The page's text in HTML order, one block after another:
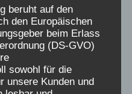
eingestellten
ausdrücklich der
als ZEUGNISSE
Seiten autorisiert.
und
beruht auf den
den Europäischen
beim Erlass
(DS-GVO)
sowohl für die
unsere Kunden und